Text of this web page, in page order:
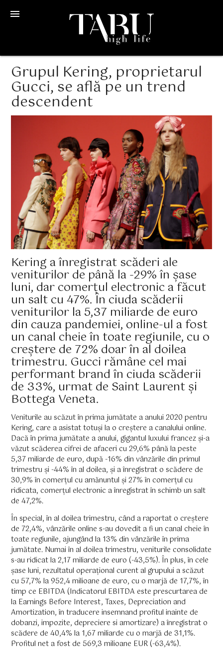
menu
Grupul Kering, proprietarul
Gucci, se află pe un trend
descendent
Kering a înregistrat scăderi ale
veniturilor de până la -29% în șase
luni, dar comerțul electronic a făcut
un salt cu 47%. În ciuda scăderii
veniturilor la 5,37 miliarde de euro
din cauza pandemiei, online-ul a fost
un canal cheie în toate regiunile, cu o
creștere de 72% doar în al doilea
trimestru. Gucci rămâne cel mai
performant brand în ciuda scăderii
de 33%, urmat de Saint Laurent și
Bottega Veneta.
Veniturile au scăzut în prima jumătate a anului 2020 pentru
Kering, care a asistat totuși la o creștere a canalului online.
Dacă în prima jumătate a anului, gigantul luxului francez și-a
văzut scăderea cifrei de afaceri cu 29,6% până la peste
5,37 miliarde de euro, după -16% din vânzările din primul
trimestru și -44% în al doilea, și a înregistrat o scădere de
30,9% în comerțul cu amănuntul și 27% în comerțul cu
ridicata, comerțul electronic a înregistrat în schimb un salt
de 47,2%.
În special, în al doilea trimestru, când a raportat o creștere
de 72,4%, vânzările online s-au dovedit a fi un canal cheie în
toate regiunile, ajungând la 13% din vânzările în prima
jumătate. Numai în al doilea trimestru, veniturile consolidate
s-au ridicat la 2,17 miliarde de euro (-43,5%). În plus, în cele
șase luni, rezultatul operațional curent al grupului a scăzut
cu 57,7% la 952,4 milioane de euro, cu o marjă de 17,7%, în
timp ce EBITDA (Indicatorul EBITDA este prescurtarea de
la Earnings Before Interest, Taxes, Depreciation and
Amortization, în traducere insemnand profitul inainte de
dobanzi, impozite, depreciere si amortizare) a înregistrat o
scădere de 40,4% la 1,67 miliarde cu o marjă de 31,1%.
Profitul net a fost de 569,3 milioane EUR (-63,4%).